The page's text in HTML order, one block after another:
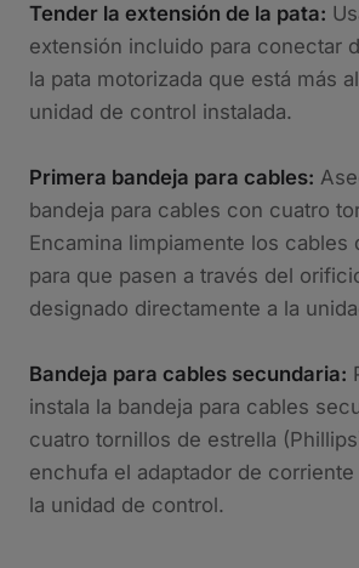
Tender la extensión de la pata:
extensión incluido para conectar
la pata motorizada que está más
unidad de control instalada.
Primera bandeja para cables:
bandeja para cables con cuatro
Encamina limpiamente los cables
para que pasen a través del
designado directamente a la
Bandeja para cables secundaria:
instala la bandeja para cables
cuatro tornillos de estrella
enchufa el adaptador de
la unidad de control.